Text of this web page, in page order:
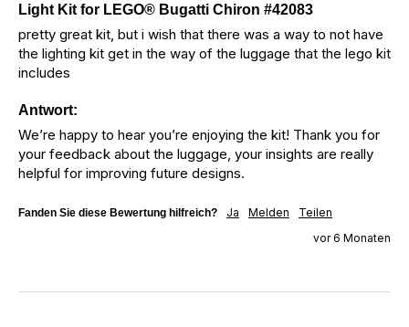
Light Kit for LEGO® Bugatti Chiron #42083
pretty great kit, but i wish that there was a way to not have
the lighting kit get in the way of the luggage that the lego kit
includes
Antwort:
We’re happy to hear you’re enjoying the kit! Thank you for
your feedback about the luggage, your insights are really
helpful for improving future designs.
Fanden Sie diese Bewertung hilfreich? Ja Melden
Teilen
vor 6 Monaten